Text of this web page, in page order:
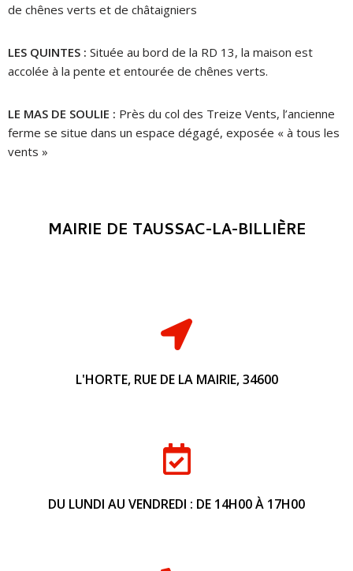
de chênes verts et de châtaigniers
LES QUINTES : Située au bord de la RD 13, la maison est
accolée à la pente et entourée de chênes verts.
LE MAS DE SOULIE : Près du col des Treize Vents, l’ancienne
ferme se situe dans un espace dégagé, exposée « à tous les
vents »
MAIRIE DE TAUSSAC-LA-BILLIÈRE
L'HORTE, RUE DE LA MAIRIE, 34600
DU LUNDI AU VENDREDI : DE 14H00 À 17H00